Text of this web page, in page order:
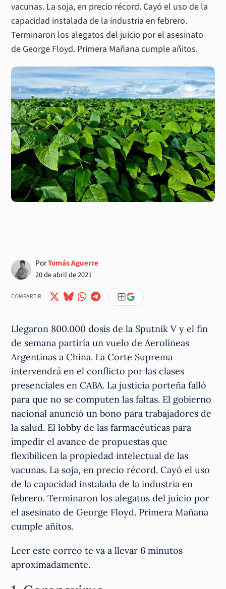
vacunas. La soja, en precio récord. Cayó el uso de la
capacidad instalada de la industria en febrero.
Terminaron los alegatos del juicio por el asesinato
de George Floyd. Primera Mañana cumple añitos.
PorTomás Aguerre
20 de abril de 2021
COMPARTIR
Llegaron 800.000 dosis de la Sputnik V y el fin
de semana partiría un vuelo de Aerolíneas
Argentinas a China. La Corte Suprema
intervendrá en el conflicto por las clases
presenciales en CABA. La justicia porteña falló
para que no se computen las faltas. El gobierno
nacional anunció un bono para trabajadores de
la salud. El lobby de las farmacéuticas para
impedir el avance de propuestas que
flexibilicen la propiedad intelectual de las
vacunas. La soja, en precio récord. Cayó el uso
de la capacidad instalada de la industria en
febrero. Terminaron los alegatos del juicio por
el asesinato de George Floyd. Primera Mañana
cumple añitos.
Leer este correo te va a llevar 6 minutos
aproximadamente.